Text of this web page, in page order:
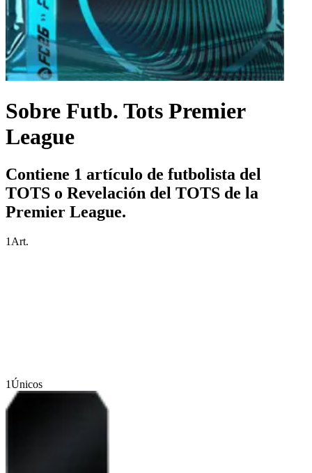
Sobre Futb. Tots Premier
League
Contiene 1 artículo de futbolista del
TOTS o Revelación del TOTS de la
Premier League.
1 Art.
1Únicos